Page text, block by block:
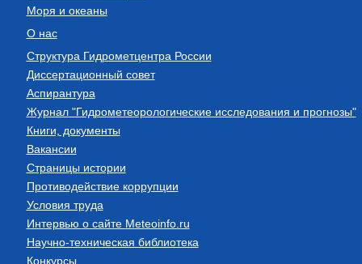
Моря и океаны
О нас
Структура Гидрометцентра России
Диссертационный совет
Аспирантура
Журнал "Гидрометеорологические исследования и прогнозы"
Книги, документы
Вакансии
Страницы истории
Противодействие коррупции
Условия труда
Интервью о сайте Meteoinfo.ru
Научно-техническая библиотека
Конкурсы